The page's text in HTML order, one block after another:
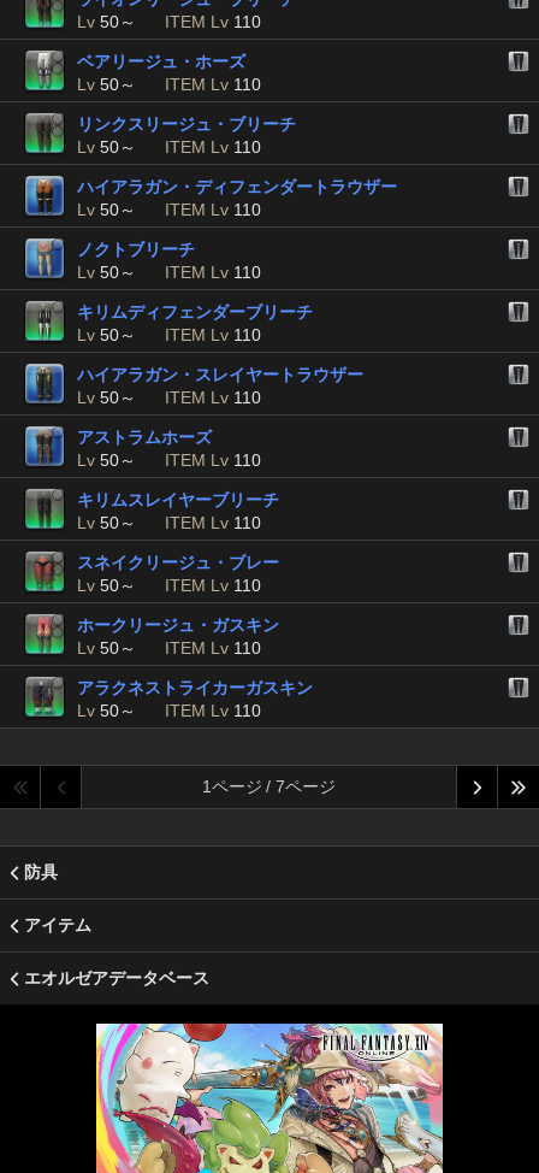
Lv 50～ ITEM Lv 110
ベアリージュ・ホーズ
Lv 50～ ITEM Lv 110
リンクスリージュ・ブリーチ
Lv 50～ ITEM Lv 110
ハイアラガン・ディフェンダートラウザー
Lv 50～ ITEM Lv 110
ノクトブリーチ
Lv 50～ ITEM Lv 110
キリムディフェンダーブリーチ
Lv 50～ ITEM Lv 110
ハイアラガン・スレイヤートラウザー
Lv 50～ ITEM Lv 110
アストラムホーズ
Lv 50～ ITEM Lv 110
キリムスレイヤーブリーチ
Lv 50～ ITEM Lv 110
スネイクリージュ・ブレー
Lv 50～ ITEM Lv 110
ホークリージュ・ガスキン
Lv 50～ ITEM Lv 110
アラクネストライカーガスキン
Lv 50～ ITEM Lv 110
1ページ / 7ページ
防具
アイテム
エオルゼアデータベース